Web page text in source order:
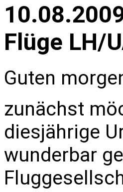
Flüge LH/
Guten
zunächst
diesjährige
wunderbar